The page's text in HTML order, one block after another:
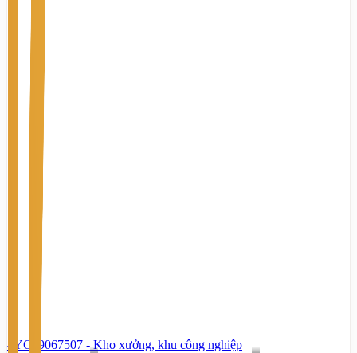
#YC89067507 - Kho xưởng, khu công nghiệp